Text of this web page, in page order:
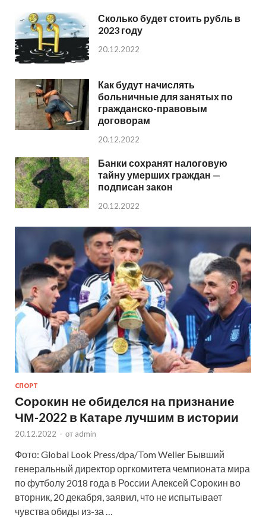
Сколько будет стоить рубль в
2023 году
20.12.2022
Как будут начислять
больничные для занятых по
гражданско-правовым
договорам
20.12.2022
Банки сохранят налоговую
тайну умерших граждан —
подписан закон
20.12.2022
СПОРТ
Сорокин не обиделся на признание
ЧМ-2022 в Катаре лучшим в истории
20.12.2022 - от admin
Фото: Global Look Press/dpa/Tom Weller Бывший
генеральный директор оргкомитета чемпионата мира
по футболу 2018 года в России Алексей Сорокин во
вторник, 20 декабря, заявил, что не испытывает
чувства обиды из-за …